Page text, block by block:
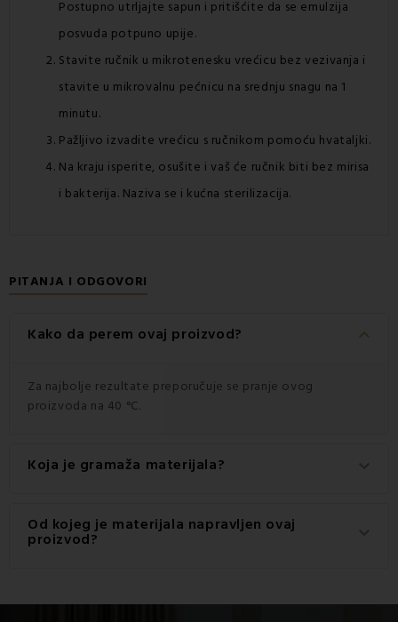
Postupno utrljajte sapun i pritišćite da se emulzija
posvuda potpuno upije.
Stavite ručnik u mikrotenesku vrećicu bez vezivanja i
stavite u mikrovalnu pećnicu na srednju snagu na 1
minutu.
Pažljivo izvadite vrećicu s ručnikom pomoću hvataljki.
Na kraju isperite, osušite i vaš će ručnik biti bez mirisa
i bakterija. Naziva se i kućna sterilizacija.
PITANJA I ODGOVORI
Kako da perem ovaj proizvod? keyboard_arrow_down
Za najbolje rezultate preporučuje se pranje ovog
proizvoda na 40 °C.
Koja je gramaža materijala?
Gramaža materijala korištenog za ovaj proizvod je 120
g/m2.
Od kojeg je materijala napravljen ovaj
proizvod?